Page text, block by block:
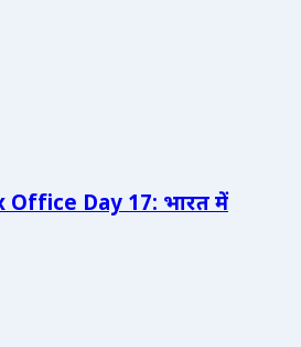
Office Day 17: भारत में